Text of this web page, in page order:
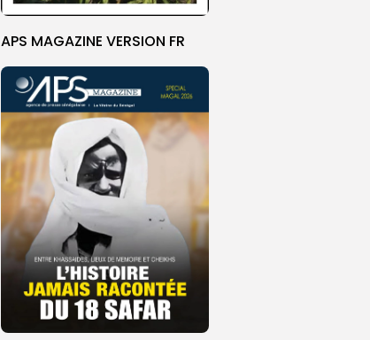
APS MAGAZINE VERSION FR